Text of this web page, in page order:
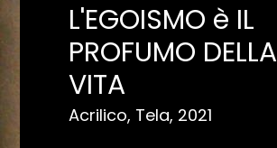
L'EGOISMO è IL
PROFUMO DELLA
VITA
Acrilico, Tela, 2021